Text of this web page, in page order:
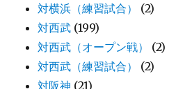
対横浜（練習試合）
(2)
対西武 (199)
対西武（オープン戦）
(2)
対西武（練習試合）
(2)
対阪神 (21)